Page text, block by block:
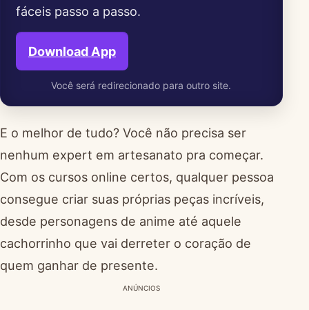
fáceis passo a passo.
Download App
Você será redirecionado para outro site.
E o melhor de tudo? Você não precisa ser
nenhum expert em artesanato pra começar.
Com os cursos online certos, qualquer pessoa
consegue criar suas próprias peças incríveis,
desde personagens de anime até aquele
cachorrinho que vai derreter o coração de
quem ganhar de presente.
ANÚNCIOS